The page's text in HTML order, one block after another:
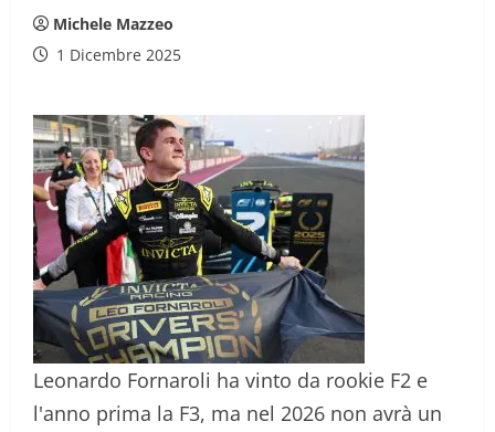
Michele Mazzeo
1 Dicembre 2025
Leonardo Fornaroli ha vinto da rookie F2 e
l'anno prima la F3, ma nel 2026 non avrà un